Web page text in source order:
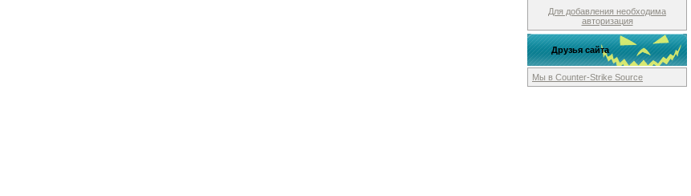
Для добавления необходима
авторизация
Друзья сайта
Мы в Counter-Strike Source